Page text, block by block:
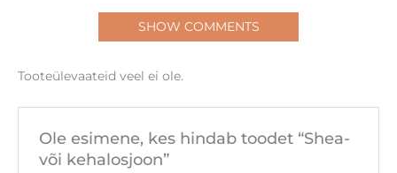
SHOW COMMENTS
Tooteülevaateid veel ei ole.
Ole esimene, kes hindab toodet “Shea-
või kehalosjoon”